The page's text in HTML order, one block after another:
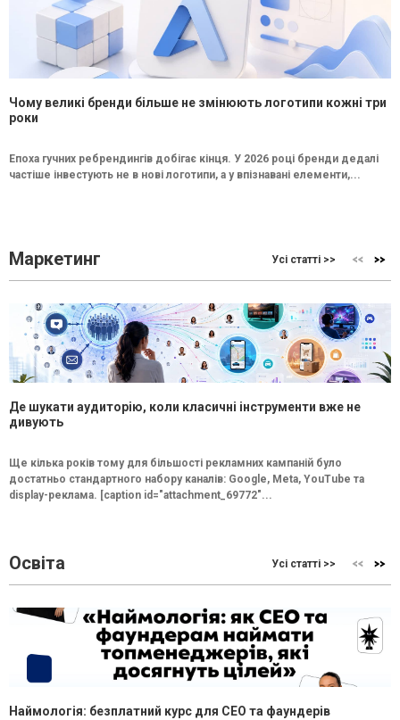
Чому великі бренди більше не змінюють логотипи кожні три
роки
Епоха гучних ребрендингів добігає кінця. У 2026 році бренди дедалі
частіше інвестують не в нові логотипи, а у впізнавані елементи,...
Маркетинг Усі статті >>
Де шукати аудиторію, коли класичні інструменти вже не
дивують
Ще кілька років тому для більшості рекламних кампаній було
достатньо стандартного набору каналів: Google, Meta, YouTube та
display-реклама. [caption id="attachment_69772"...
Освіта Усі статті >>
Наймологія: безплатний курс для CEO та фаундерів